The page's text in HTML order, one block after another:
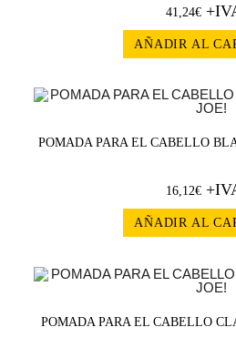
41,24€
AÑADIR AL
POMADA PARA EL CABELLO
16,12€
AÑADIR AL
POMADA PARA EL CABELLO